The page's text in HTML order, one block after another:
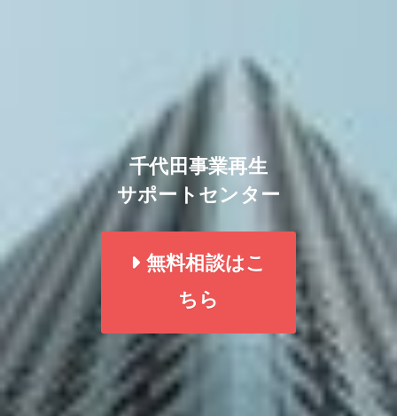
千代田事業再生
サポートセンター
無料相談はこ
ちら